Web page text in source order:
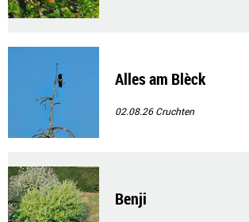
Alles am Blèck
02.08.26Cruchten
Benji